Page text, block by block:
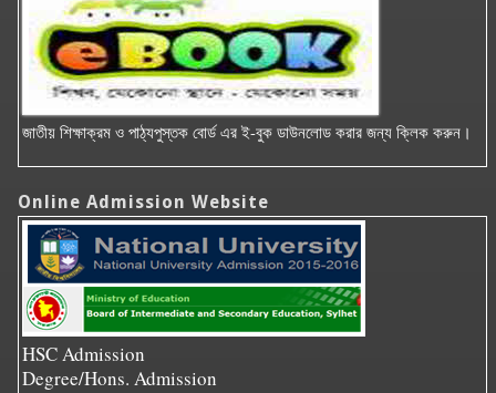
জাতীয় শিক্ষাক্রম ও পাঠ্যপুস্তক বোর্ড এর ই-বুক ডাউনলোড করার জন্য ক্লিক করুন।
Online Admission Website
HSC Admission
Degree/Hons. Admission